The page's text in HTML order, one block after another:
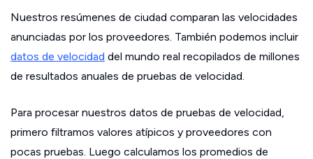
Nuestros resúmenes de ciudad comparan las velocidades
anunciadas por los proveedores. También podemos incluir
datos de velocidad del mundo real recopilados de millones
de resultados anuales de pruebas de velocidad.
Para procesar nuestros datos de pruebas de velocidad,
primero filtramos valores atípicos y proveedores con
pocas pruebas. Luego calculamos los promedios de